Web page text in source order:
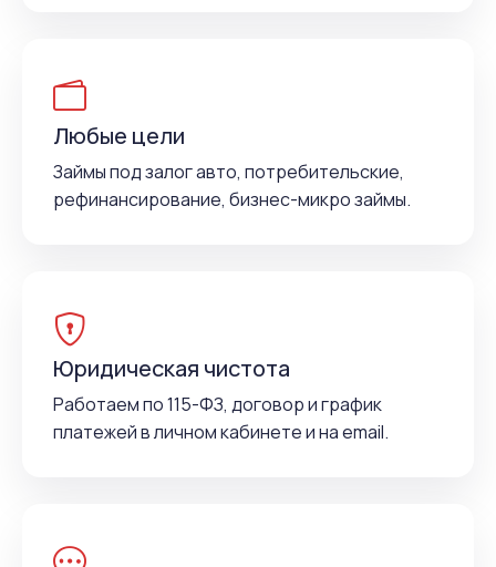
Любые цели
Займы под залог авто, потребительские,
рефинансирование, бизнес-микро займы.
Юридическая чистота
Работаем по 115-ФЗ, договор и график
платежей в личном кабинете и на email.